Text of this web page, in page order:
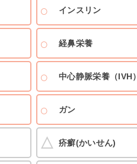
インスリン
経鼻栄養
中心静脈栄養（IVH）
ガン
疥癬(かいせん)